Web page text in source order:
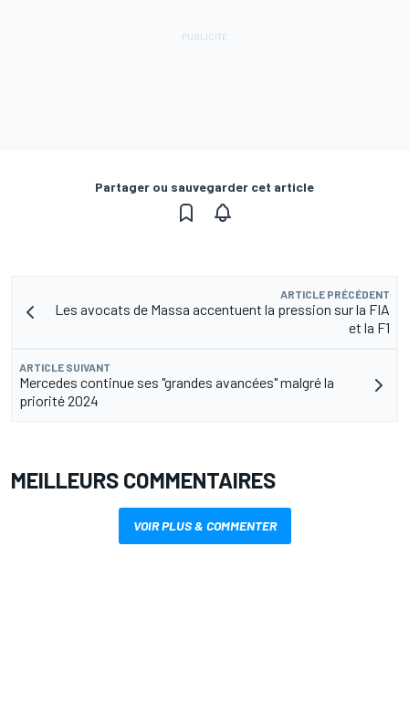
Partager ou sauvegarder cet article
ARTICLE PRÉCÉDENT
Les avocats de Massa accentuent la pression sur la FIA
et la F1
ARTICLE SUIVANT
Mercedes continue ses "grandes avancées" malgré la
priorité 2024
MEILLEURS COMMENTAIRES
VOIR PLUS & COMMENTER